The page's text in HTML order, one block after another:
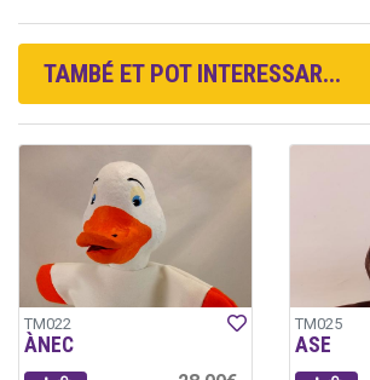
TAMBÉ ET POT INTERESSAR...
TM022
ÀNEC
TM025
ASE